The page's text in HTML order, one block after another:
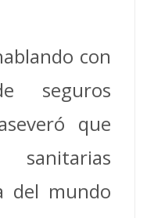
con
seguros
que
del mundo